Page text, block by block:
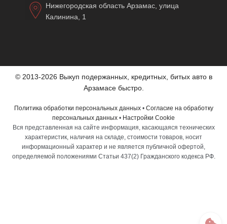
Нижегородская область Арзамас, улица
Калинина, 1
© 2013-2026 Выкуп подержанных, кредитных, битых авто в
Арзамасе быстро.
Политика обработки персональных данных• Согласие на обработку
персональных данных • Настройки Cookie
Вся представленная на сайте информация, касающаяся технических
характеристик, наличия на складе, стоимости товаров, носит
информационный характер и не является публичной офертой,
определяемой положениями Статьи 437(2) Гражданского кодекса РФ.